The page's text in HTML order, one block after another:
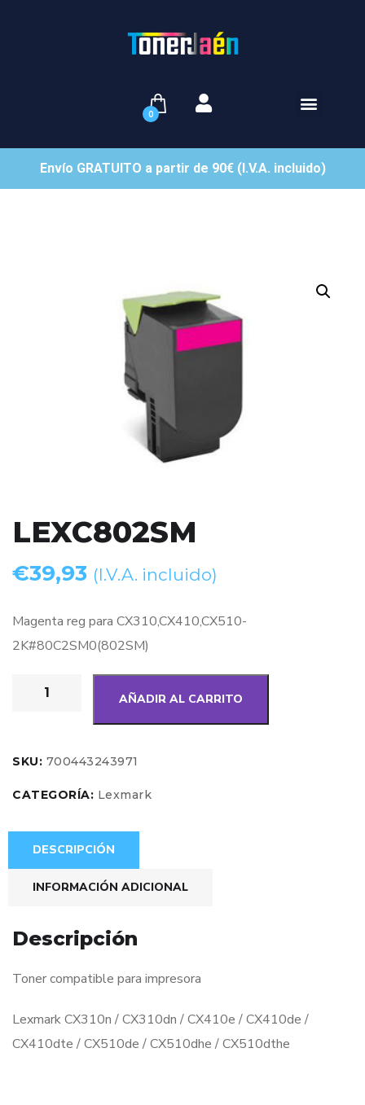
0
Envío GRATUITO a partir de 90€ (I.V.A. incluido)
LEXC802SM
€39,93 (I.V.A. incluido)
Magenta reg para CX310,CX410,CX510-
2K#80C2SM0(802SM)
AÑADIR AL CARRITO
SKU: 700443243971
CATEGORÍA: Lexmark
DESCRIPCIÓN
INFORMACIÓN ADICIONAL
Descripción
Toner compatible para impresora
Lexmark CX310n / CX310dn / CX410e / CX410de /
CX410dte / CX510de / CX510dhe / CX510dthe